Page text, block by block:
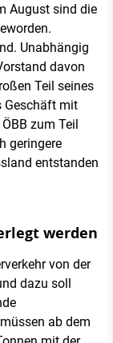
August sind die
Unabhängig
davon
Teil seines
Geschäft mit
zum Teil
geringere
entstanden
werden
von der
dazu soll
ab dem